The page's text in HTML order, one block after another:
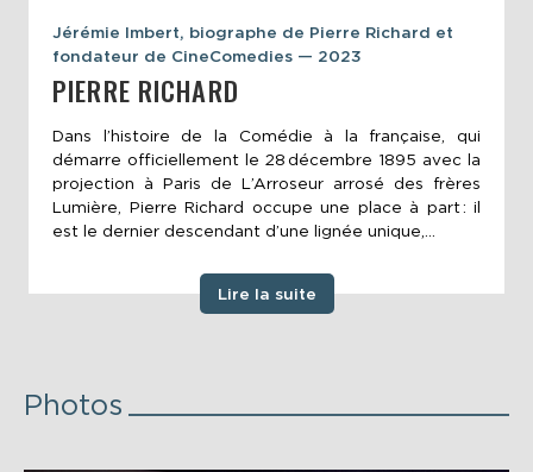
Jérémie Imbert, biographe de Pierre Richard et
fondateur de CineComedies — 2023
PIERRE RICHARD
Dans l’histoire de la Comédie à la française, qui
démarre officiellement le 28 décembre 1895 avec la
projection à Paris de L’Arroseur arrosé des frères
Lumière, Pierre Richard occupe une place à part : il
est le dernier descendant d’une lignée unique,...
Lire la suite
Photos